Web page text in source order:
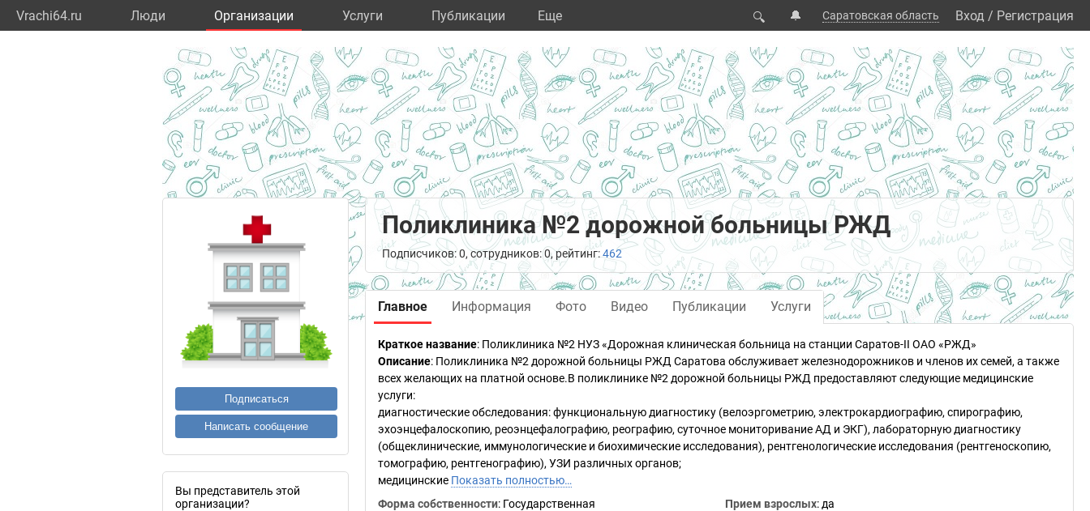
Vrachi64.ru Люди Организации Услуги Публикации Eще 🔍 🔔 Саратовская область Вход / Регистрация
Подписаться
Написать сообщение
Вы представитель этой
организации?
Поликлиника №2 дорожной больницы РЖД
Подписчиков: 0, сотрудников: 0, рейтинг:462
Главное Информация Фото Видео Публикации Услуги
Краткое название: Поликлиника №2 НУЗ «Дорожная клиническая больница на станции Саратов-II ОАО «РЖД»
Описание: Поликлиника №2 дорожной больницы РЖД Саратова обслуживает железнодорожников и членов их семей, а также
всех желающих на платной основе.В поликлинике №2 дорожной больницы РЖД предоставляют следующие медицинские
услуги:
диагностические обследования: функциональную диагностику (велоэргометрию, электрокардиографию, спирографию,
эхоэнцефалоскопию, реоэнцефалографию, реографию, суточное мониторивание АД и ЭКГ), лабораторную диагностику
(общеклинические, иммунологические и биохимические исследования), рентгенологические исследования (рентгеноскопию,
томографию, рентгенографию), УЗИ различных органов;
медицинские Показать полностью…
Форма собственности: Государственная
Прием взрослых: да